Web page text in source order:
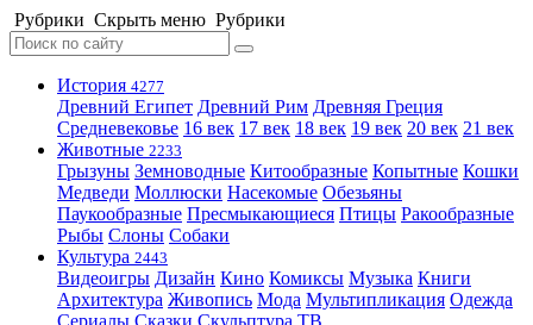
Рубрики Скрыть меню Рубрики
История 4277
Древний Египет Древний Рим Древняя Греция
Средневековье 16 век 17 век 18 век 19 век 20 век 21 век
Животные 2233
Грызуны Земноводные Китообразные Копытные Кошки
Медведи Моллюски Насекомые Обезьяны
Паукообразные Пресмыкающиеся Птицы Ракообразные
Рыбы Слоны Собаки
Культура 2443
Видеоигры Дизайн Кино Комиксы Музыка Книги
Архитектура Живопись Мода Мультипликация Одежда
Сериалы Сказки Скульптура ТВ